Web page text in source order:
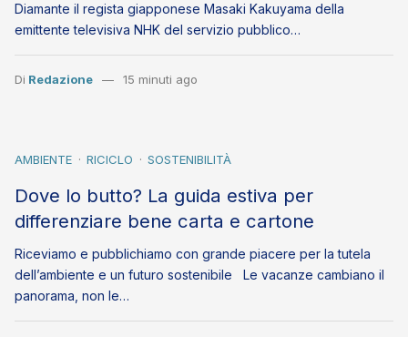
Diamante il regista giapponese Masaki Kakuyama della
emittente televisiva NHK del servizio pubblico…
Di Redazione 15 minuti ago
AMBIENTE RICICLO SOSTENIBILITÀ
Dove lo butto? La guida estiva per
differenziare bene carta e cartone
Riceviamo e pubblichiamo con grande piacere per la tutela
dell’ambiente e un futuro sostenibile Le vacanze cambiano il
panorama, non le…